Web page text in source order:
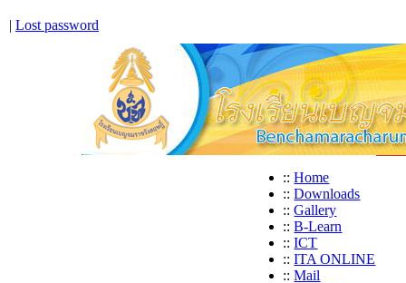
| Lost password
:: Home
:: Downloads
:: Gallery
:: B-Learn
:: ICT
:: ITA ONLINE
:: Mail